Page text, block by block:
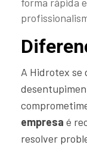
A Hidrotex se
empresa é
resolver